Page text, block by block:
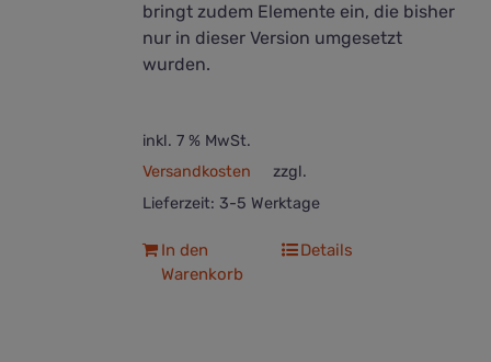
bringt zudem Elemente ein, die bisher
nur in dieser Version umgesetzt
wurden.
inkl. 7 % MwSt.
zzgl.
Versandkosten
Lieferzeit: 3-5 Werktage
In den
Warenkorb
Details